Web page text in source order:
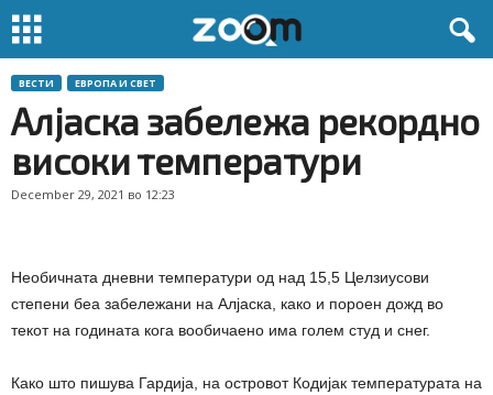
ВЕСТИ ЕВРОПА И СВЕТ
Алјаска забележа рекордно
високи температури
December 29, 2021 во 12:23
Необичната дневни температури од над 15,5 Целзиусови
степени беа забележани на Алјаска, како и пороен дожд во
текот на годината кога вообичаено има голем студ и снег.
Како што пишува Гардија, на островот Кодијак температурата на